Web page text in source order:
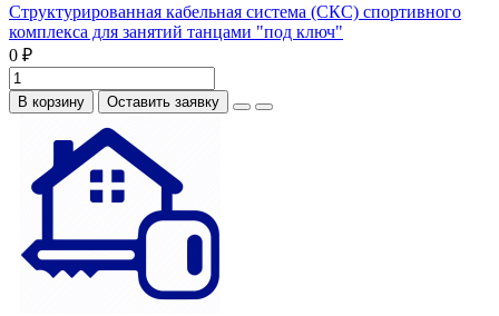
Структурированная кабельная система (СКС) спортивного
комплекса для занятий танцами "под ключ"
0 ₽
В корзину Оставить заявку